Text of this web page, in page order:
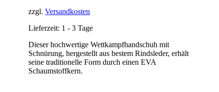
zzgl. Versandkosten
Lieferzeit: 1 - 3 Tage
Dieser hochwertige Wettkampfhandschuh mit
Schnürung, hergestellt aus bestem Rindsleder, erhält
seine traditionelle Form durch einen EVA
Schaumstoffkern.